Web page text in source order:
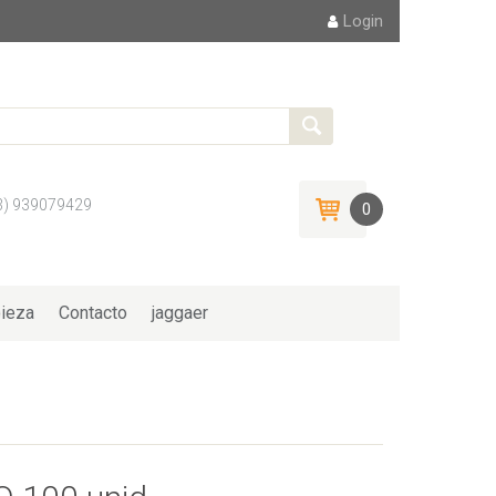
Login
939079429
0
Contacto jaggaer